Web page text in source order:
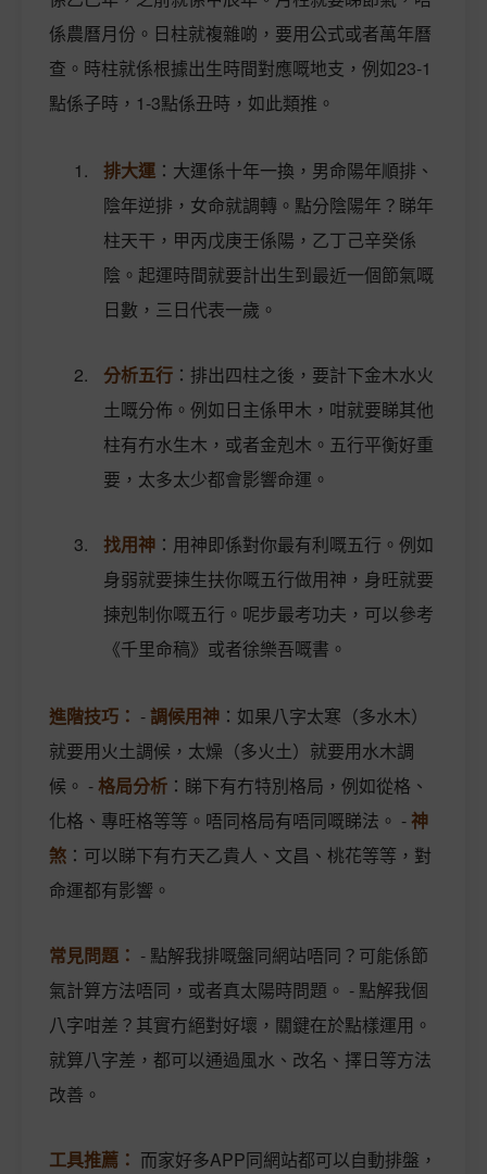
係農曆月份。日柱就複雜啲，要用公式或者萬年曆
查。時柱就係根據出生時間對應嘅地支，例如23-1
點係子時，1-3點係丑時，如此類推。
排大運 ：大運係十年一換，男命陽年順排、
陰年逆排，女命就調轉。點分陰陽年？睇年
柱天干，甲丙戊庚壬係陽，乙丁己辛癸係
陰。起運時間就要計出生到最近一個節氣嘅
日數，三日代表一歲。
分析五行 ：排出四柱之後，要計下金木水火
土嘅分佈。例如日主係甲木，咁就要睇其他
柱有冇水生木，或者金剋木。五行平衡好重
要，太多太少都會影響命運。
找用神 ：用神即係對你最有利嘅五行。例如
身弱就要揀生扶你嘅五行做用神，身旺就要
揀剋制你嘅五行。呢步最考功夫，可以參考
《千里命稿》或者徐樂吾嘅書。
進階技巧： -調候用神 ：如果八字太寒（多水木）
就要用火土調候，太燥（多火土）就要用水木調
候。 -格局分析 ：睇下有冇特別格局，例如從格、
化格、專旺格等等。唔同格局有唔同嘅睇法。 -神
煞 ：可以睇下有冇天乙貴人、文昌、桃花等等，對
命運都有影響。
常見問題： - 點解我排嘅盤同網站唔同？可能係節
氣計算方法唔同，或者真太陽時問題。 - 點解我個
八字咁差？其實冇絕對好壞，關鍵在於點樣運用。
就算八字差，都可以通過風水、改名、擇日等方法
改善。
工具推薦： 而家好多APP同網站都可以自動排盤，